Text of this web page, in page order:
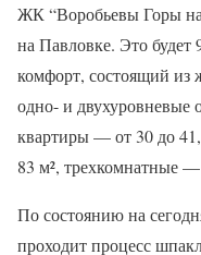
ЖК “Воробьевы Горы на
на Павловке. Это будет
комфорт, состоящий из
одно- и двухуровневые
квартиры — от 30 до
83 м², трехкомнатные —
По состоянию на
проходит процесс